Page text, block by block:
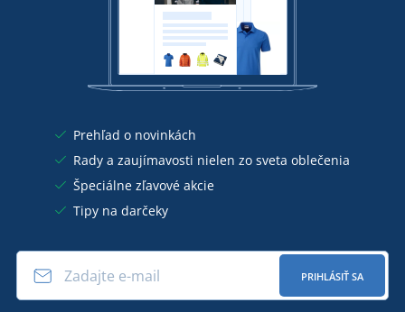
Prehľad o novinkách
Rady a zaujímavosti nielen zo sveta oblečenia
Špeciálne zľavové akcie
Tipy na darčeky
PRIHLÁSIŤ SA